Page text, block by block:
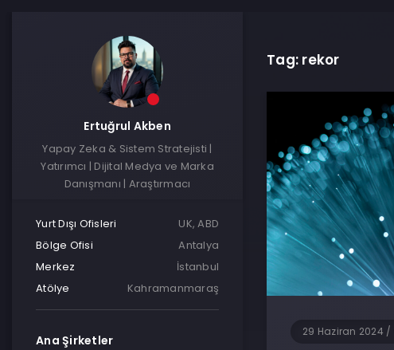
Ertuğrul Akben
Yapay Zeka & Sistem Stratejisti |
Yatırımcı | Dijital Medya ve Marka
Danışmanı | Araştırmacı
Yurt Dışı Ofisleri
UK, ABD
Bölge Ofisi
Antalya
Merkez
İstanbul
Atölye
Kahramanmaraş
Ana Şirketler
Tag: rekor
29 Haziran 2024 /